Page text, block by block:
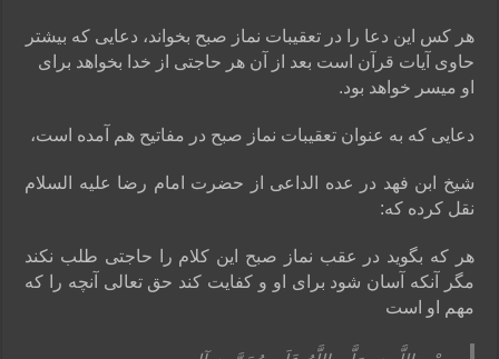
هر کس این دعا را در تعقیبات نماز صبح بخواند، دعایی که بیشتر
حاوی آیات قرآن است بعد از آن هر حاجتی از خدا بخواهد برای
او میسر خواهد بود.
دعایی که به عنوان تعقیبات نماز صبح در مفاتیح هم آمده است،
شیخ ابن فهد در عده الداعی از حضرت امام رضا علیه السلام
نقل کرده که:
هر که بگوید در عقب نماز صبح این کلام را حاجتى طلب نکند
مگر آنکه آسان شود براى او و کفایت کند حق تعالى آنچه را که
مهم او است